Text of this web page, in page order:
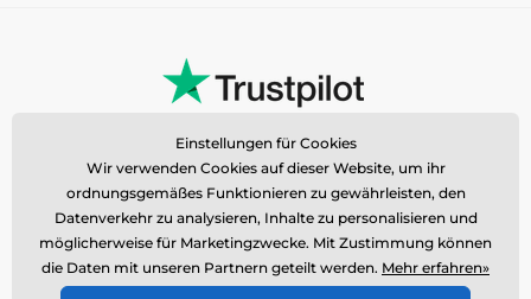
Einstellungen für Cookies
Wir verwenden Cookies auf dieser Website, um ihr
ordnungsgemäßes Funktionieren zu gewährleisten, den
Datenverkehr zu analysieren, Inhalte zu personalisieren und
möglicherweise für Marketingzwecke. Mit Zustimmung können
die Daten mit unseren Partnern geteilt werden. Mehr erfahren»